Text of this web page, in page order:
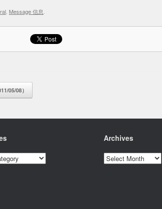
Message 信息
05/08）
Archives
Archives